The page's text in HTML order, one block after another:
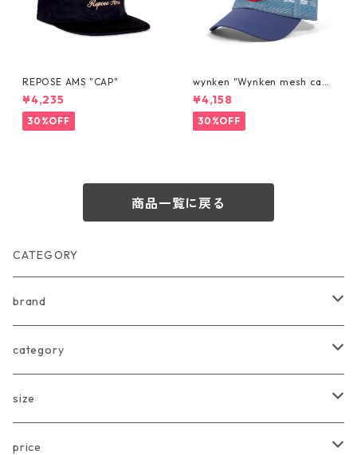
REPOSE AMS "CAP"
¥4,235
30%OFF
wynken "Wynken mesh cap"
PALE BLUE
¥4,158
30%OFF
商品一覧に戻る
CATEGORY
brand
arkakama
Another Fox
CARLIJNQ
category
tops
bottoms
size
Baby
price